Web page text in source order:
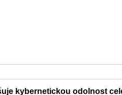
kybernetickou odolnost